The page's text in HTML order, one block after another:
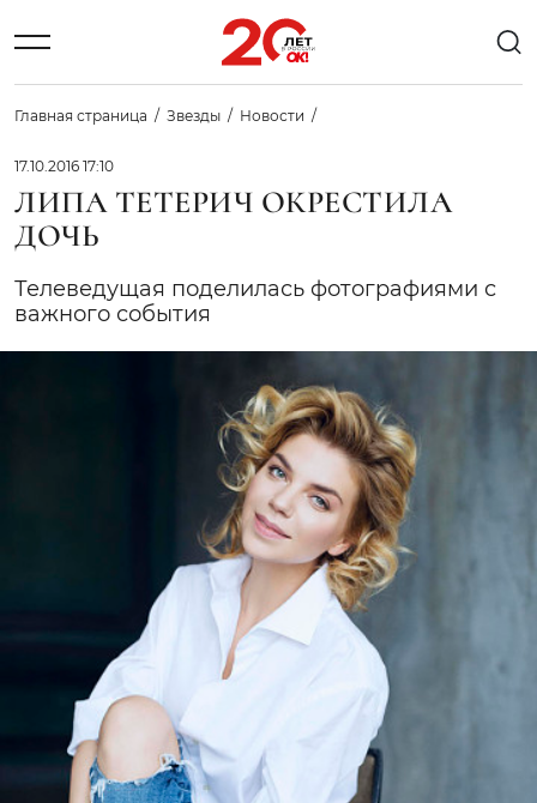
Главная страница Звезды Новости
17.10.2016 17:10
ЛИПА ТЕТЕРИЧ ОКРЕСТИЛА
ДОЧЬ
Телеведущая поделилась фотографиями с
важного события